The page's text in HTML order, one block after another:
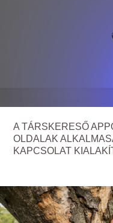
A TÁRSKERESŐ
OLDALAK
KAPCSOLAT